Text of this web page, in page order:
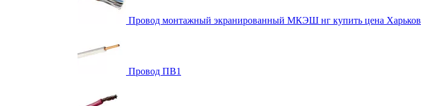
Провод монтажный экранированный МКЭШ нг купить цена Харьков
Провод ПВ1